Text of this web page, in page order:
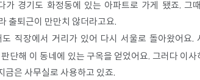
가 경기도 화정동에 있는 아파트로 가게 됐죠. 그
출퇴근이 만만치 않더라고요.
직장에서 거리가 있어 다시 서울로 돌아왔어요
단해 이 동네에 있는 구옥을 얻었어요. 그러다 이
금은 사무실로 사용하고 있죠.